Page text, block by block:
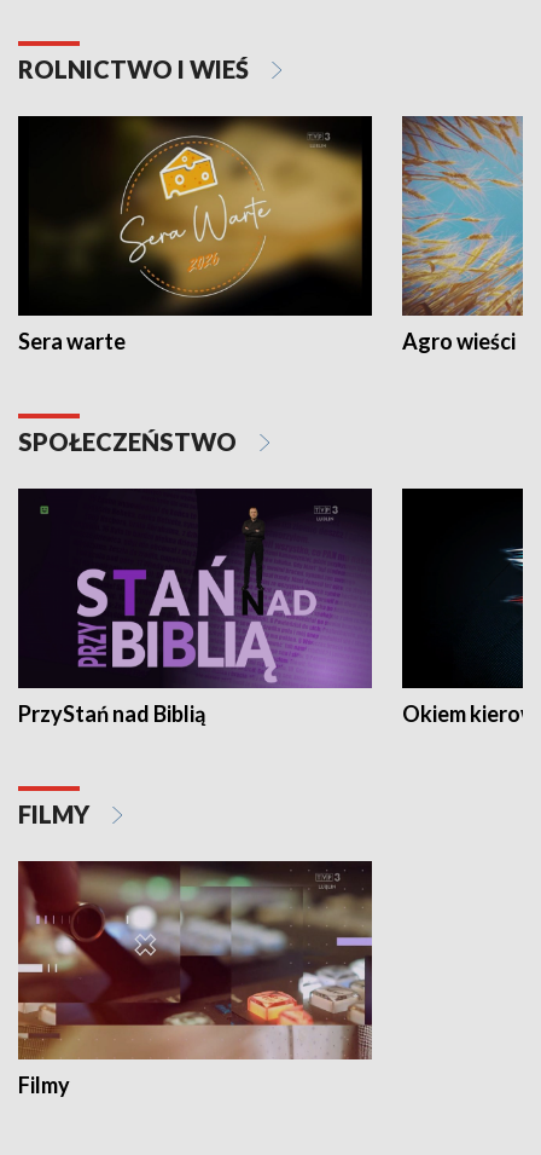
ROLNICTWO I WIEŚ
Sera warte Agro wieści
SPOŁECZEŃSTWO
PrzyStań nad Biblią Okiem
FILMY
Filmy